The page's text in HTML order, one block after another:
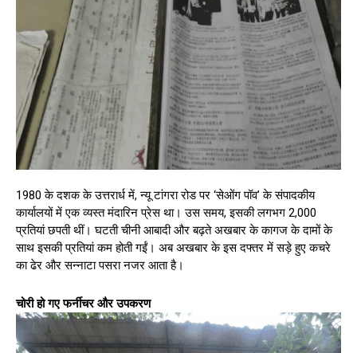
1980 के दशक के उत्तरार्ध में, न्यू टांगरा रोड पर ‘सेओंग पॉव’ के संपादकीय
कार्यालयों में एक व्यस्त मंदारिन प्रेस था। उस समय, इसकी लगभग 2,000
प्रतियां छपती थीं। घटती चीनी आबादी और बढ़ते अखबार के कागज के दामों के
साथ इसकी प्रतियां कम होती गईं। अब अखबार के इस दफ्तर में सड़े हुए कचरे
का ढेर और सन्नाटा पसरा नजर आता है।
​चोरी हो गए फर्नीचर और उपकरण​